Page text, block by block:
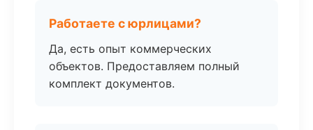
Работаете с юрлицами?
Да, есть опыт коммерческих
объектов. Предоставляем полный
комплект документов.